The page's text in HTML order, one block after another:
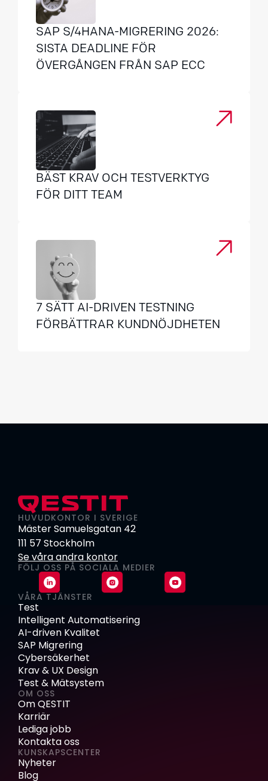
SAP S/4HANA-MIGRERING 2026:
SISTA DEADLINE FÖR
ÖVERGÅNGEN FRÅN SAP ECC
BÄST KRAV OCH TESTVERKTYG
FÖR DITT TEAM
7 SÄTT AI-DRIVEN TESTNING
FÖRBÄTTRAR KUNDNÖJDHETEN
HUVUDKONTOR I SVERIGE
Mäster Samuelsgatan 42
111 57 Stockholm
Se våra andra kontor
FÖLJ OSS PÅ SOCIALA MEDIER
VÅRA TJÄNSTER
Test
Intelligent Automatisering
AI-driven Kvalitet
SAP Migrering
Cybersäkerhet
Krav & UX Design
Test & Mätsystem
OM OSS
Om QESTIT
Karriär
Lediga jobb
Kontakta oss
KUNSKAPSCENTER
Nyheter
Blog